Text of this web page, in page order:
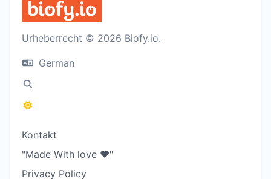
Urheberrecht © 2026 Biofy.io.
German
Kontakt
"Made With love ❤️"
Privacy Policy